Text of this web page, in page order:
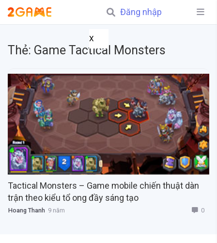
Đăng nhập
X
Thẻ: Game Tactical Monsters
Tactical Monsters – Game mobile chiến thuật dàn
trận theo kiểu tổ ong đầy sáng tạo
Hoang Thanh 9 năm 0